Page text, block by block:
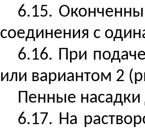
6.15.
соединения с
6.16. При
или вариантом 2
Пенные насадки
6.17. На